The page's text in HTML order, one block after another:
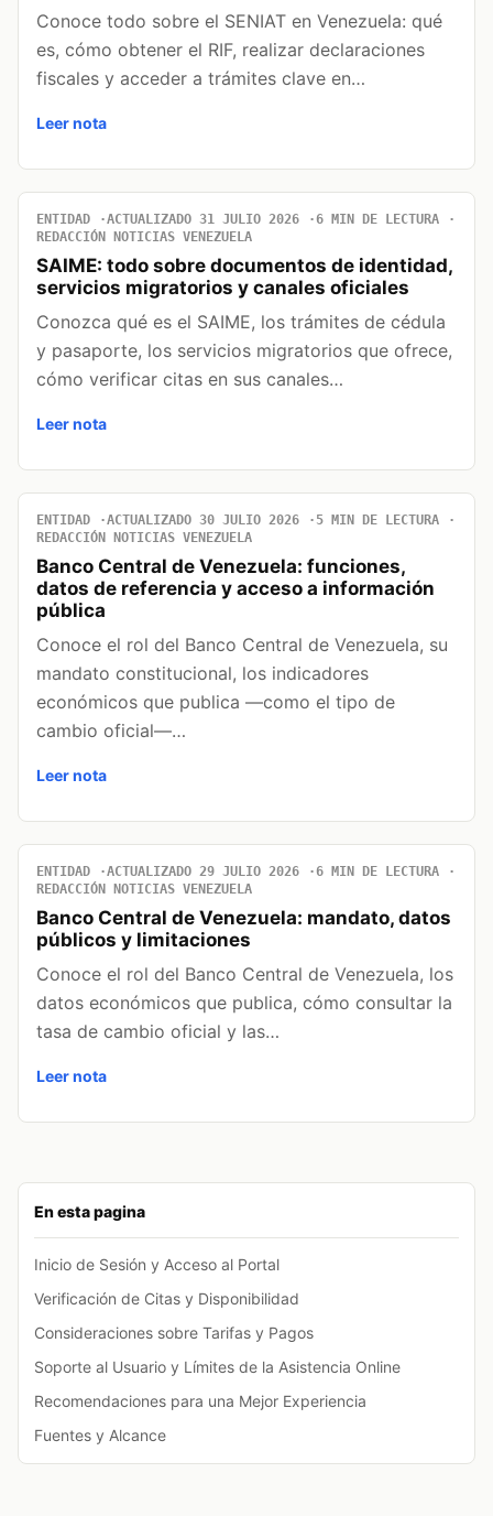
En esta pagina
Inicio de Sesión y Acceso al Portal
Verificación de Citas y Disponibilidad
Consideraciones sobre Tarifas y Pagos
Soporte al Usuario y Límites de la Asistencia Online
Recomendaciones para una Mejor Experiencia
Fuentes y Alcance
Conoce todo sobre el SENIAT en Venezuela: qué
es, cómo obtener el RIF, realizar declaraciones
fiscales y acceder a trámites clave en…
Leer nota
ENTIDAD ACTUALIZADO 31 JULIO 2026
6 MIN DE LECTURA
REDACCIÓN NOTICIAS VENEZUELA
SAIME: todo sobre documentos de identidad,
servicios migratorios y canales oficiales
Conozca qué es el SAIME, los trámites de cédula
y pasaporte, los servicios migratorios que ofrece,
cómo verificar citas en sus canales…
Leer nota
ENTIDAD ACTUALIZADO 30 JULIO 2026
5 MIN DE LECTURA
REDACCIÓN NOTICIAS VENEZUELA
Banco Central de Venezuela: funciones,
datos de referencia y acceso a información
pública
Conoce el rol del Banco Central de Venezuela, su
mandato constitucional, los indicadores
económicos que publica —como el tipo de
cambio oficial—…
Leer nota
ENTIDAD ACTUALIZADO 29 JULIO 2026
6 MIN DE LECTURA
REDACCIÓN NOTICIAS VENEZUELA
Banco Central de Venezuela: mandato, datos
públicos y limitaciones
Conoce el rol del Banco Central de Venezuela, los
datos económicos que publica, cómo consultar la
tasa de cambio oficial y las…
Leer nota